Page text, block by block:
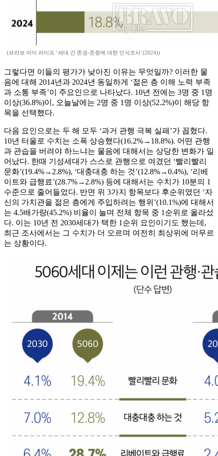
(브라보 마이 라이프 ‘세대 간 존경-존중에 대한 인식조사’(2024))
그렇다면 이들의 평가가 낮아진 이유는 무엇일까? 이러한 물
음에 대해 2014년과 2024년 동일하게 ‘젊은 층 이해 노력 부족
과 소통 부족’이 주요인으로 나타났다. 10년 전에는 3명 중 1명
이상(36.8%)이, 오늘날에는 2명 중 1명 이상(52.2%)이 해당 항
목을 선택했다.
다음 요인으로는 두 해 모두 ‘과거 관행 극복 실패’가 꼽혔다.
10년 터울로 수치는 소폭 상승했다(16.2%→18.8%). 어떤 관행
과 관습을 버려야 하느냐는 물음에 대해서는 상당한 변화가 일
어났다. 한때 기성세대가 스스로 관행으로 여겼던 ‘빨리빨리
문화’(19.4%→2.8%), ‘대충대충 하는 것’(12.8%→0.4%), ‘리베
이트와 급행료’(28.7%→2.8%) 등에 대해서는 수치가 10분의 1
수준으로 줄어들었다. 반면 위 3가지 항목보다 후순위였던 ‘자
신의 가치관을 젊은 층에게 주입하려는 행위’(10.1%)에 대해서
는 4.5배가량(45.2%) 비율이 늘며 전체 항목 중 1순위로 올라섰
다. 이는 10년 전 2030세대가 택한 1순위 요인이기도 했는데,
최근 조사에서는 그 수치가 더 오르며 여전히 최상위에 머무르
는 상황이다.